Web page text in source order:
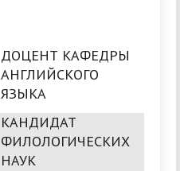
ДОЦЕНТ КАФЕДРЫ
АНГЛИЙСКОГО
ЯЗЫКА
КАНДИДАТ
ФИЛОЛОГИЧЕСКИХ
НАУК